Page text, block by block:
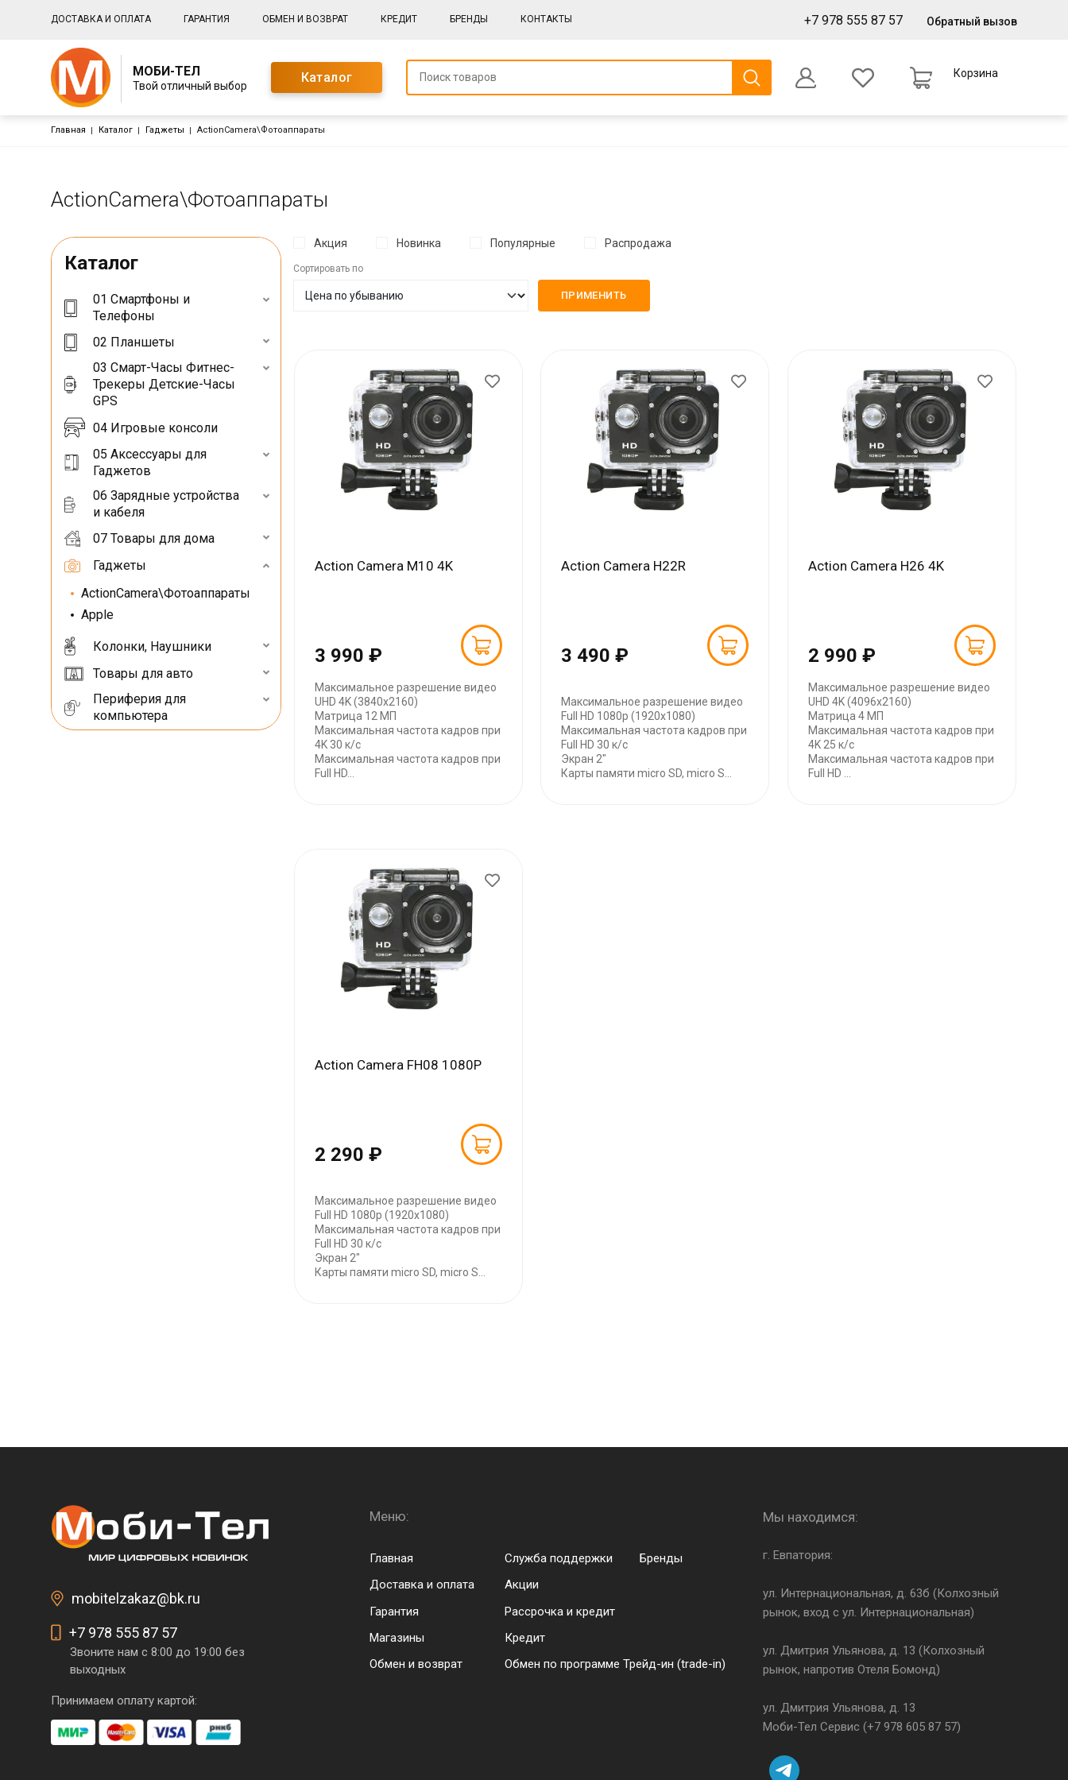
Основная навигация
ДОСТАВКА И ОПЛАТА ГАРАНТИЯ ОБМЕН И ВОЗВРАТ КРЕДИТ БРЕНДЫ КОНТАКТЫ +7 978 555 87 57 Обратный вызов
МОБИ-ТЕЛ
Твой отличный выбор
Каталог Корзина
Строка навигации
Главная Каталог Гаджеты ActionCamera\Фотоаппараты
ActionCamera\Фотоаппараты
Каталог
01 Смартфоны и
Телефоны
02 Планшеты
03 Смарт-Часы Фитнес-
Трекеры Детские-Часы
GPS
04 Игровые консоли
05 Аксессуары для
Гаджетов
06 Зарядные устройства
и кабеля
07 Товары для дома
Гаджеты
ActionCamera\Фотоаппараты
Apple
Колонки, Наушники
Товары для авто
Периферия для
компьютера
Акция Новинка Популярные Распродажа
Сортировать по
Action Camera M10 4K
3 990 ₽
Максимальное разрешение видео
UHD 4K (3840x2160)
Матрица 12 МП
Максимальная частота кадров при
4K 30 к/с
Максимальная частота кадров при
Full HD...
Action Camera H22R
3 490 ₽
Максимальное разрешение видео
Full HD 1080p (1920x1080)
Максимальная частота кадров при
Full HD 30 к/с
Экран 2"
Карты памяти micro SD, micro S...
Action Camera H26 4K
2 990 ₽
Максимальное разрешение видео
UHD 4K (4096x2160)
Матрица 4 МП
Максимальная частота кадров при
4K 25 к/с
Максимальная частота кадров при
Full HD ...
Action Camera FH08 1080P
2 290 ₽
Максимальное разрешение видео
Full HD 1080p (1920x1080)
Максимальная частота кадров при
Full HD 30 к/с
Экран 2"
Карты памяти micro SD, micro S...
mobitelzakaz@bk.ru
+7 978 555 87 57
Звоните нам с 8:00 до 19:00 без
выходных
Принимаем оплату картой:
Меню:
Menu footer
Главная
Доставка и оплата
Гарантия
Магазины
Обмен и возврат
Служба поддержки
Акции
Рассрочка и кредит
Кредит
Обмен по программе Трейд-ин (trade-in)
Бренды
Мы находимся:
г. Евпатория:
ул. Интернациональная, д. 63б (Колхозный
рынок, вход с ул. Интернациональная)
ул. Дмитрия Ульянова, д. 13 (Колхозный
рынок, напротив Отеля Бомонд)
ул. Дмитрия Ульянова, д. 13
Моби-Тел Сервис (+7 978 605 87 57)